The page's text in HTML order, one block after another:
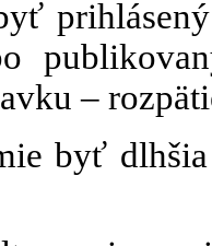
–
byť